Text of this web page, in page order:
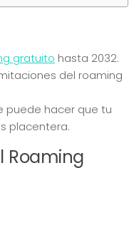
gratuito hasta 2032.
del roaming
puede hacer que tu
placentera.
Roaming